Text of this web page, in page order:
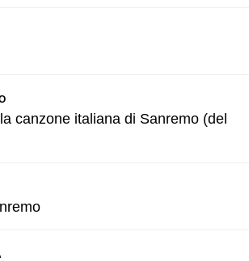
canzone italiana di Sanremo (del